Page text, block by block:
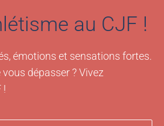
au CJF !
émotions et sensations fortes.
dépasser ? Vivez
!